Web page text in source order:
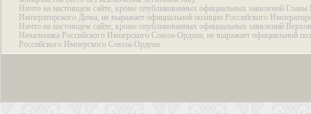
Ничто на настоящем сайте, кроме опубликованных официальных заявлений Главы
Императорского Дома, не выражает официальной позиции Российского
Ничто на настоящем сайте, кроме опубликованных официальных заявлений
Начальника Российского Имперского Союза-Ордена, не выражает официальной
Российского Имперского Союза-Ордена.